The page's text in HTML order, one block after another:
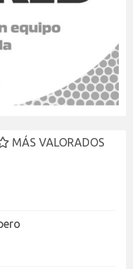
MÁS VALORADOS